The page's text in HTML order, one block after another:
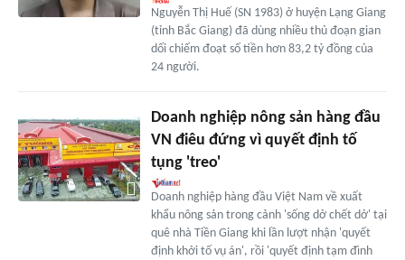
Nguyễn Thị Huế (SN 1983) ở huyện Lạng Giang
(tỉnh Bắc Giang) đã dùng nhiều thủ đoạn gian
dối chiếm đoạt số tiền hơn 83,2 tỷ đồng của
24 người.
Doanh nghiệp nông sản hàng đầu
VN điêu đứng vì quyết định tố
tụng 'treo'
Doanh nghiệp hàng đầu Việt Nam về xuất
khẩu nông sản trong cảnh 'sống dở chết dở' tại
quê nhà Tiền Giang khi lần lượt nhận 'quyết
định khởi tố vụ án', rồi 'quyết định tạm đình